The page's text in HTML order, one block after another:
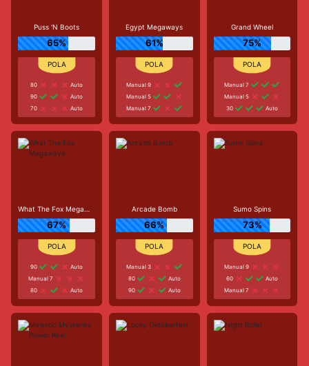
Puss 'N Boots
65%
80
Auto
90
Auto
70
Auto
Egypt Megaways
61%
Manual 9
Manual 5
Manual 7
Grand Wheel
75%
Manual 7
Manual 5
30
Auto
What The Fox Megaways
67%
90
Auto
Manual 7
80
Auto
Arcade Bomb
66%
Manual 3
80
Auto
90
Auto
Sumo Spins
73%
Manual 9
60
Auto
Manual 7